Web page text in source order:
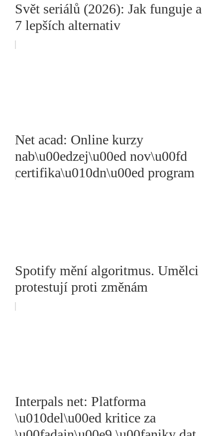
Svět seriálů (2026): Jak funguje a
7 lepších alternativ
Net acad: Online kurzy
nab\u00edzej\u00ed nov\u00fd
certifika\u010dn\u00ed program
Spotify mění algoritmus. Umělci
protestují proti změnám
Interpals net: Platforma
\u010del\u00ed kritice za